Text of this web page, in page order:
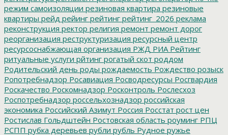
режим самоизоляции резиновая квартира резиновые
квартиры рейд рейинг рейтинг рейтинг_2026 реклама
реконструкция ректор религия ремонт ремонт дорог
реорганизация реструктуризация ресурсный центр
ресурсоснабжающая организация РЖД РИА Рейтинг
ритуальные услуги рйтинг рогатый скот роддом
Родительский день роды рождаемость Рождество розыск
Ропотребнадзор Росавиация Росводресурсы Росгвардия
Роскачество Роскомнадзор Росконтроль Рослесхоз
Роспотребнадзор россельхознадзор российская
экономика Российский Азимут Россия Росстат рост цен
Ростислав Гольдштейн Ростовская область роуминг РПЦ
РСПП рубка деревьев рубли рубль Рудное ружье